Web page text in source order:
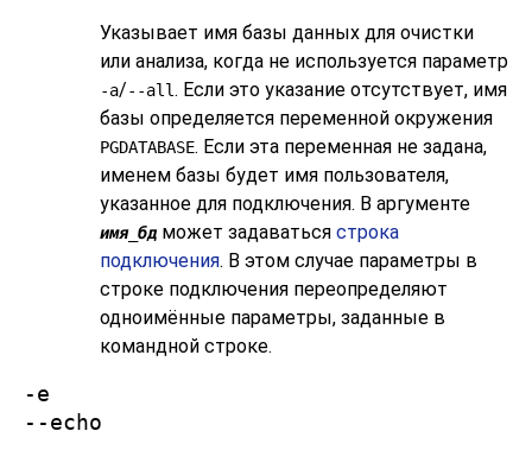
Указывает имя базы данных для очистки
или анализа, когда не используется параметр
-a/--all. Если это указание отсутствует, имя
базы определяется переменной окружения
PGDATABASE. Если эта переменная не задана,
именем базы будет имя пользователя,
указанное для подключения. В аргументе
имя_бд может задаваться строка
подключения. В этом случае параметры в
строке подключения переопределяют
одноимённые параметры, заданные в
командной строке.
-e
--echo